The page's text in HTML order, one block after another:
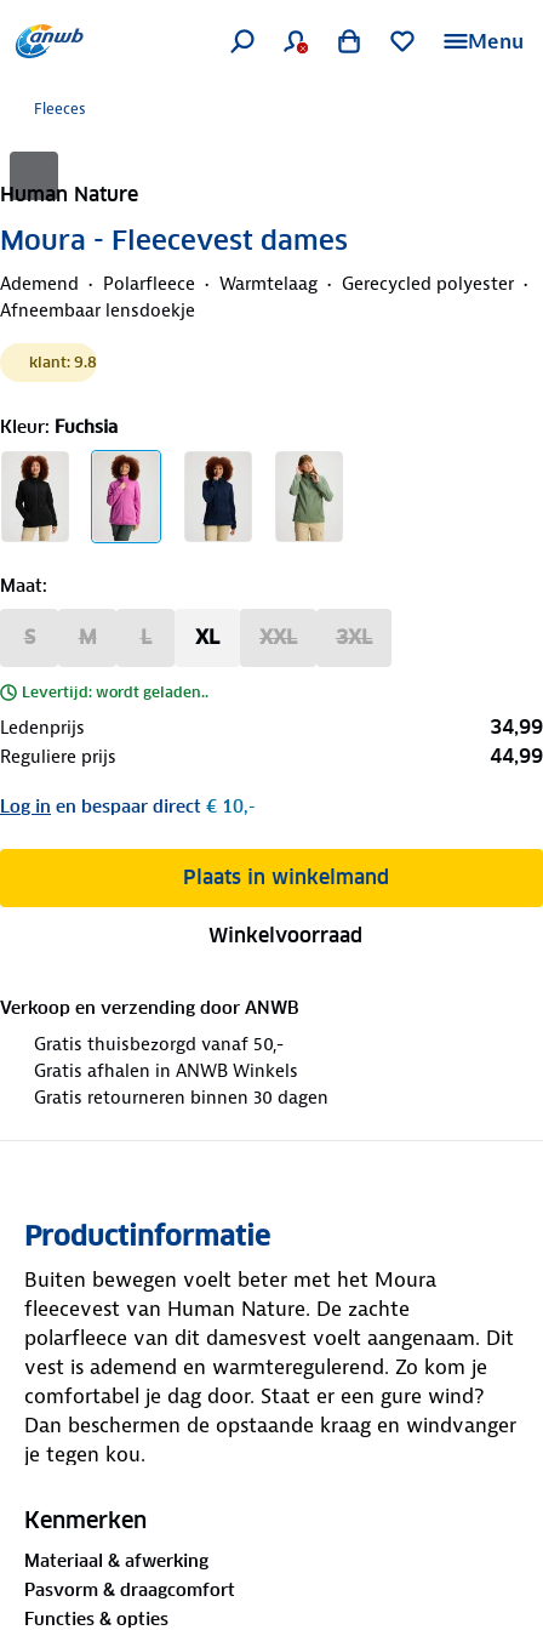
Menu
Fleeces
Human Nature
Moura - Fleecevest dames
Ademend Polarfleece Warmtelaag
Gerecycled polyester
Afneembaar lensdoekje
klant: 9.8
Kleur: Fuchsia
Maat:
S M L XL XXL 3XL
Levertijd: wordt geladen..
Ledenprijs 34,99
Reguliere prijs 44,99
Log in en bespaar direct € 10,-
Plaats in winkelmand
Winkelvoorraad
Verkoop en verzending door ANWB
Gratis thuisbezorgd vanaf 50,-
Gratis afhalen in ANWB Winkels
Gratis retourneren binnen 30 dagen
Productinformatie
Buiten bewegen voelt beter met het Moura
fleecevest van Human Nature. De zachte
polarfleece van dit damesvest voelt aangenaam. Dit
vest is ademend en warmteregulerend. Zo kom je
comfortabel je dag door. Staat er een gure wind?
Dan beschermen de opstaande kraag en windvanger
je tegen kou.
De stevige YKK-rits sluit soepel, zodat je in een mum
warmte in de diepe steekzakken. Het borstzakje
geeft plek aan kleine spullen die je graag bij de hand
Kenmerken
Materiaal & afwerking
Pasvorm & draagcomfort
Functies & opties